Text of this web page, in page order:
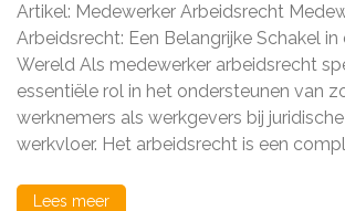
een
in
de
Artikel: Medewerker Arbeidsrecht
Arbeidsrecht: Een Belangrijke Schakel in
Wereld Als medewerker arbeidsrecht
essentiële rol in het ondersteunen van
werknemers als werkgevers bij
werkvloer. Het arbeidsrecht is een
Lees meer